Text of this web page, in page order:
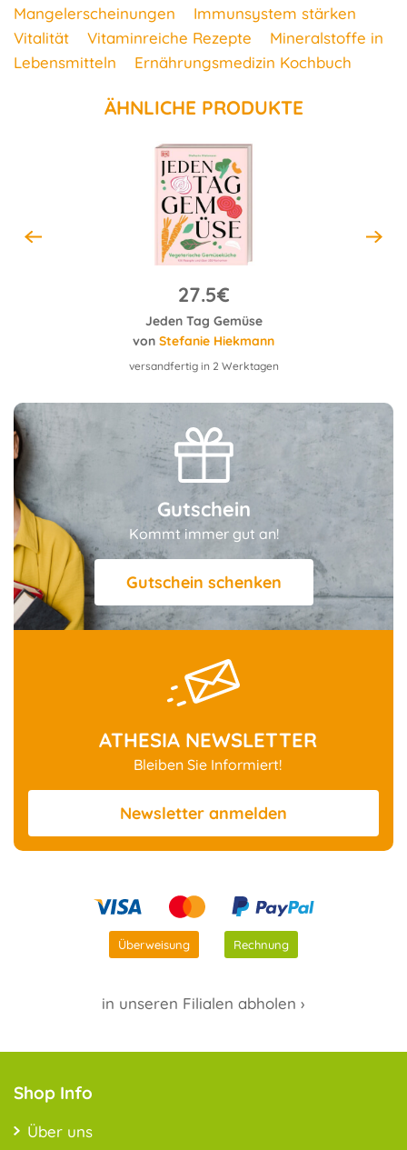
Mangelerscheinungen
Immunsystem stärken
Vitalität
Vitaminreiche Rezepte
Mineralstoffe in
Lebensmitteln
Ernährungsmedizin Kochbuch
ÄHNLICHE PRODUKTE
27.5€
Jeden Tag Gemüse
von Stefanie Hiekmann
versandfertig in 2 Werktagen
Gutschein
Kommt immer gut an!
Gutschein schenken
ATHESIA NEWSLETTER
Bleiben Sie Informiert!
Newsletter anmelden
Überweisung Rechnung
in unseren Filialen abholen ›
Shop Info
Über uns